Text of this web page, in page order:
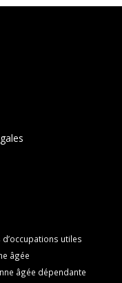
utiles
âgée
âgée dépendante